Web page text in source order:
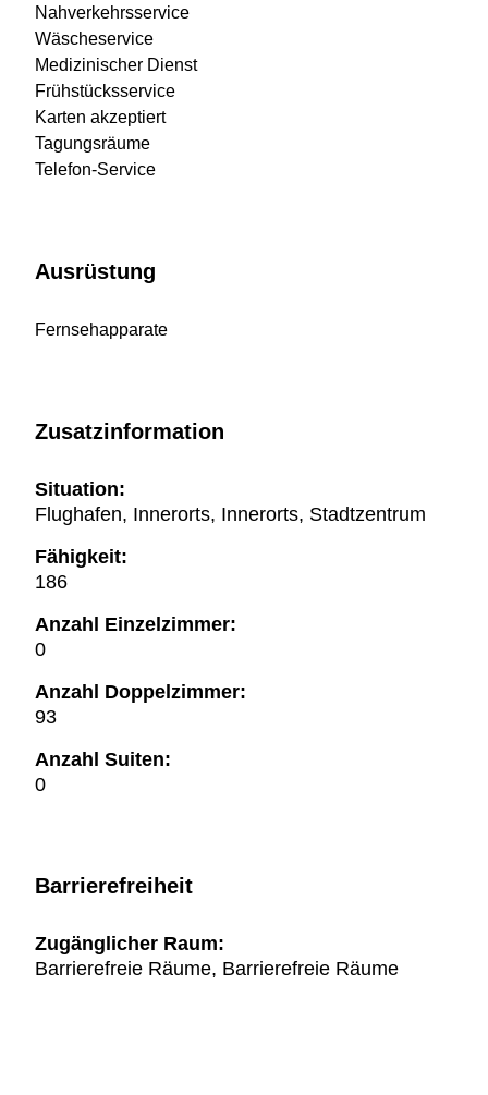
Nahverkehrsservice
Wäscheservice
Medizinischer Dienst
Frühstücksservice
Karten akzeptiert
Tagungsräume
Telefon-Service
Ausrüstung
Fernsehapparate
Zusatzinformation
Situation:
Flughafen, Innerorts, Innerorts, Stadtzentrum
Fähigkeit:
186
Anzahl Einzelzimmer:
0
Anzahl Doppelzimmer:
93
Anzahl Suiten:
0
Barrierefreiheit
Zugänglicher Raum:
Barrierefreie Räume, Barrierefreie Räume